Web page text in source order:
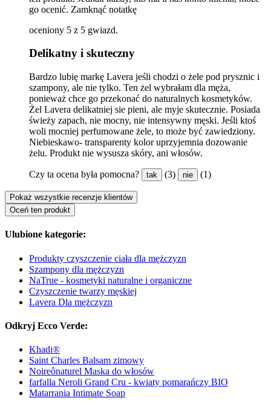
go ocenić. Zamknąć notatkę
oceniony 5 z 5 gwiazd.
Delikatny i skuteczny
Bardzo lubię markę Lavera jeśli chodzi o żele pod prysznic i
szampony, ale nie tylko. Ten żel wybrałam dla męża,
ponieważ chce go przekonać do naturalnych kosmetyków.
Żel Lavera delikatniej sie pieni, ale myje skutecznie. Posiada
świeży zapach, nie mocny, nie intensywny męski. Jeśli ktoś
woli mocniej perfumowane żele, to może być zawiedziony.
Niebieskawo- transparenty kolor uprzyjemnia dozowanie
żelu. Produkt nie wysusza skóry, ani włosów.
Czy ta ocena była pomocna? tak (3) nie (1)
Pokaż wszystkie recenzje klientów
Oceń ten produkt
Ulubione kategorie:
Produkty czyszczenie ciała dla mężczyzn
Szampony dla mężczyzn
NaTrue - kosmetyki naturalne i organiczne
Czyszczenie twarzy męskiej
Lavera Dla mężczyzn
Odkryj Ecco Verde:
Khadi®
Saint Charles Balsam zimowy
Noireônaturel Maska do włosów
farfalla Neroli Grand Cru - kwiaty pomarańczy BIO
Matarrania Intimate Soap